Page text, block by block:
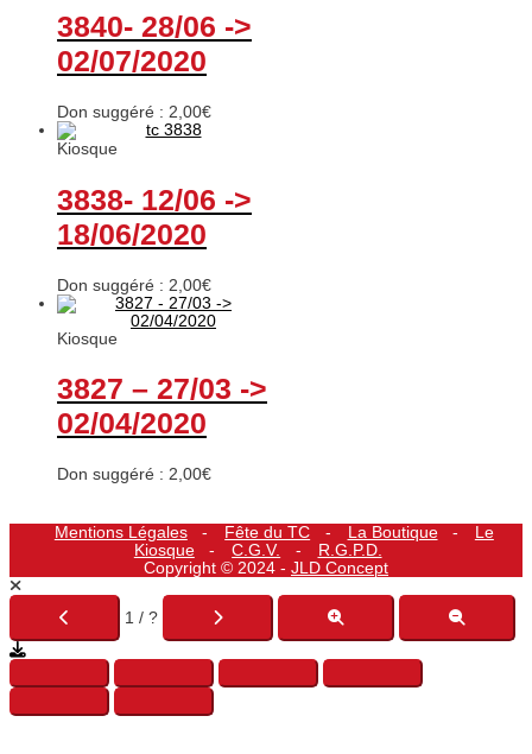
3840- 28/06 ->
02/07/2020
Don suggéré : 2,00€
Kiosque
3838- 12/06 ->
18/06/2020
Don suggéré : 2,00€
Kiosque
3827 – 27/03 ->
02/04/2020
Don suggéré : 2,00€
Mentions Légales Fête du TC La Boutique
Le
Kiosque
C.G.V.
R.G.P.D.
Copyright © 2024 - JLD Concept
1 / ?